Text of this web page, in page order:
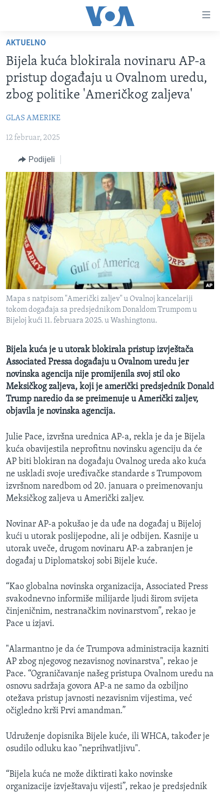
glavni
sadržaj
Pređi
na
glavnu
Idi
na
TV PROGRAM
VIDEO
FOTOGRAFIJE DANA
BOSNA I HERCEGOVINA
SVIJET
NAUKA I TEHNOLOGIJA
SPECIJALNI PROJEKTI
KORUPCIJA
SLOBODA MEDIJA
ŽENSKA STRANA
IZBJEGLIČKA STRANA
MAGAZIN
O GLASU AMERIKE
Learning English
PRATITE NAS
Jezici
AKTUELNO
Bijela kuća blokirala novinaru AP-a
pristup događaju u Ovalnom uredu,
zbog politike 'Američkog zaljeva'
GLAS AMERIKE
12 februar, 2025
Podijeli
Mapa s natpisom "Američki zaljev" u Ovalnoj kancelariji
tokom događaja sa predsjednikom Donaldom Trumpom u
Bijeloj kući 11. februara 2025. u Washingtonu.
Bijela kuća je u utorak blokirala pristup izvještača
Associated Pressa događaju u Ovalnom uredu jer
novinska agencija nije promijenila svoj stil oko
Meksičkog zaljeva, koji je američki predsjednik Donald
Trump naredio da se preimenuje u Američki zaljev,
objavila je novinska agencija.
Julie Pace, izvršna urednica AP-a, rekla je da je Bijela
kuća obavijestila neprofitnu novinsku agenciju da će
AP biti blokiran na događaju Ovalnog ureda ako kuća
ne uskladi svoje uređivačke standarde s Trumpovom
izvršnom naredbom od 20. januara o preimenovanju
Meksičkog zaljeva u Američki zaljev.
Novinar AP-a pokušao je da uđe na događaj u Bijeloj
kući u utorak poslijepodne, ali je odbijen. Kasnije u
utorak uveče, drugom novinaru AP-a zabranjen je
događaj u Diplomatskoj sobi Bijele kuće.
“Kao globalna novinska organizacija, Associated Press
svakodnevno informiše milijarde ljudi širom svijeta
činjeničnim, nestranačkim novinarstvom”, rekao je
Pace u izjavi.
"Alarmantno je da će Trumpova administracija kazniti
AP zbog njegovog nezavisnog novinarstva", rekao je
Pace. “Ograničavanje našeg pristupa Ovalnom uredu na
osnovu sadržaja govora AP-a ne samo da ozbiljno
otežava pristup javnosti nezavisnim vijestima, već
očigledno krši Prvi amandman.”
Udruženje dopisnika Bijele kuće, ili WHCA, također je
osudilo odluku kao "neprihvatljivu".
“Bijela kuća ne može diktirati kako novinske
organizacije izvještavaju vijesti”, rekao je predsjednik